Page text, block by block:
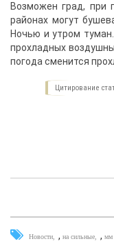
Возможен град, при
районах могут
Ночью и утром
прохладных
погода сменится
Цитирование
Новости , на сильные , мм